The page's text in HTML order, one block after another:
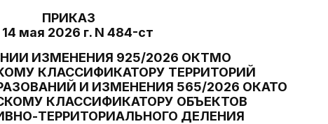
ПРИКАЗ
14 мая 2026 г. N 484-ст
ИЗМЕНЕНИЯ 925/2026 ОКТМО
КЛАССИФИКАТОРУ ТЕРРИТОРИЙ
И ИЗМЕНЕНИЯ 565/2026 ОКАТО
КЛАССИФИКАТОРУ ОБЪЕКТОВ
ТЕРРИТОРИАЛЬНОГО ДЕЛЕНИЯ